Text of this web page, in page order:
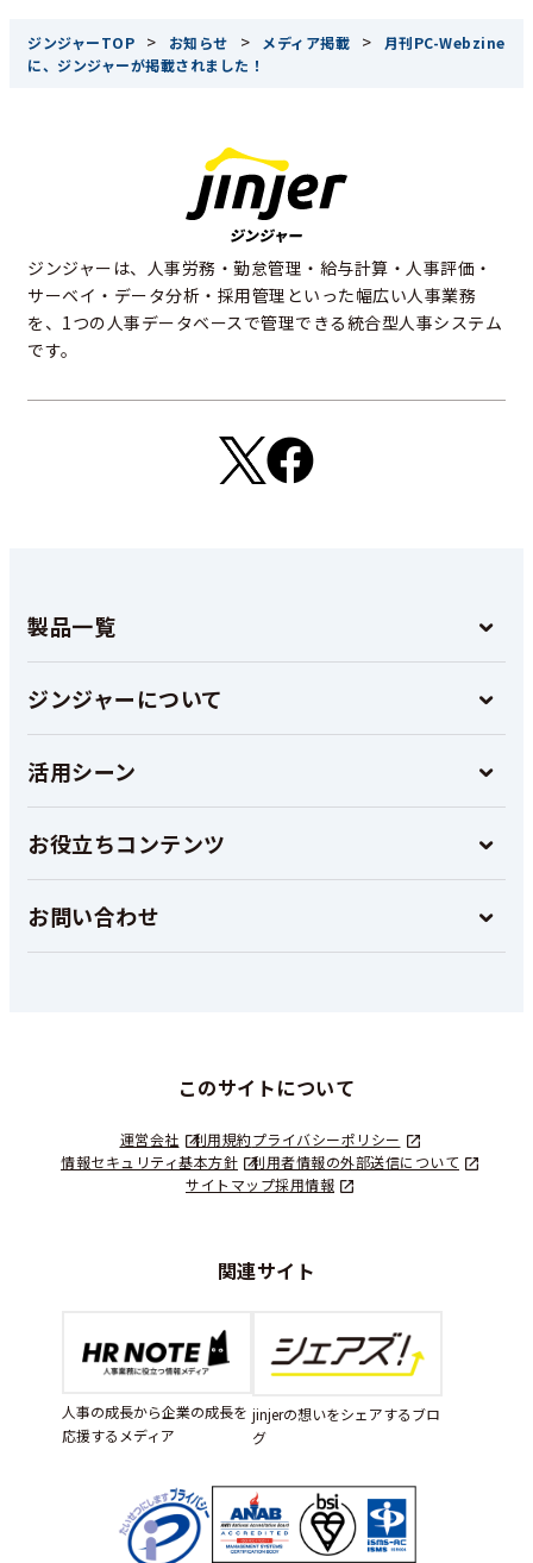
ジンジャーTOP > お知らせ > メディア掲載 >
月刊PC-Webzine
に、ジンジャーが掲載されました！
ジンジャーは、人事労務・勤怠管理・給与計算・人事評価・
サーベイ・データ分析・採用管理といった幅広い人事業務
を、1つの人事データベースで管理できる統合型人事システム
です。
製品一覧
ジンジャーについて
活用シーン
お役立ちコンテンツ
お問い合わせ
このサイトについて
運営会社 利用規約プライバシーポリシー
情報セキュリティ基本方針
利用者情報の外部送信について
サイトマップ採用情報
関連サイト
人事の成長から企業の成長を
応援するメディア
jinjerの想いをシェアするブロ
グ